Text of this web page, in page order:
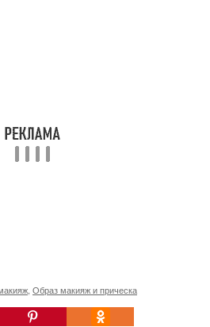
Образ макияж и прическа